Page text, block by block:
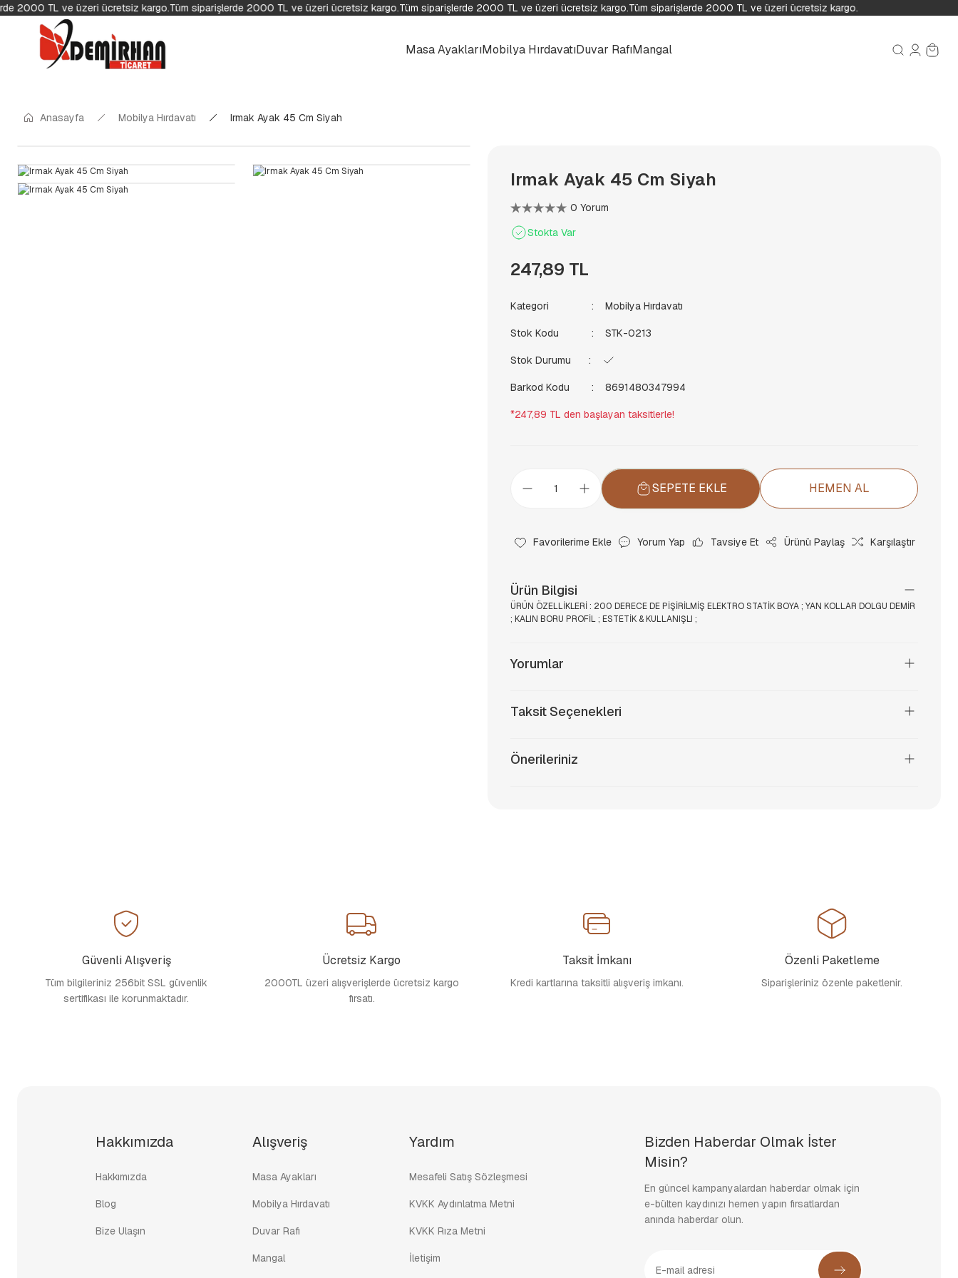
2000 TL ve üzeri ücretsiz kargo.Tüm siparişlerde 2000 TL ve üzeri ücretsiz kargo.Tüm siparişlerde 2000 TL ve üzeri ücretsiz kargo.Tüm siparişlerde 2000 TL ve üzeri ücretsiz kargo.
Masa AyaklarıMobilya HırdavatıDuvar RafıMangal
Anasayfa Mobilya Hırdavatı Irmak Ayak 45 Cm Siyah
Irmak Ayak 45 Cm Siyah
0 Yorum
Stokta Var
247,89 TL
Kategori Mobilya Hırdavatı
Stok Kodu STK-0213
Stok Durumu
Barkod Kodu 8691480347994
*247,89 TL den başlayan taksitlerle!
SEPETE EKLE HEMEN AL
Yorum Yap Tavsiye Et Ürünü Paylaş Karşılaştır
Ürün Bilgisi
ÜRÜN ÖZELLİKLERİ : 200 DERECE DE PİŞİRİLMİŞ ELEKTRO STATİK BOYA ; YAN KOLLAR DOLGU DEMİR
; KALIN BORU PROFİL ; ESTETİK & KULLANIŞLI ;
Yorumlar
Taksit Seçenekleri
Önerileriniz
Güvenli Alışveriş
Tüm bilgileriniz 256bit SSL güvenlik
sertifikası ile korunmaktadır.
Ücretsiz Kargo
2000TL üzeri alışverişlerde ücretsiz kargo
fırsatı.
Taksit İmkanı
Kredi kartlarına taksitli alışveriş imkanı.
Özenli Paketleme
Siparişleriniz özenle paketlenir.
Hakkımızda
Hakkımızda
Blog
Bize Ulaşın
Alışveriş
Masa Ayakları
Mobilya Hırdavatı
Duvar Rafı
Mangal
Yardım
Mesafeli Satış Sözleşmesi
KVKK Aydınlatma Metni
KVKK Rıza Metni
İletişim
Bizden Haberdar Olmak İster
Misin?
En güncel kampanyalardan haberdar olmak için
e-bülten kaydınızı hemen yapın fırsatlardan
anında haberdar olun.